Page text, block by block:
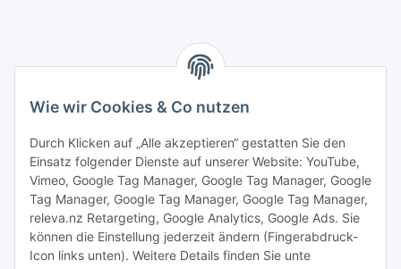
Wie wir Cookies & Co nutzen
Durch Klicken auf „Alle akzeptieren“ gestatten Sie den
Einsatz folgender Dienste auf unserer Website: YouTube,
Vimeo, Google Tag Manager, Google Tag Manager, Google
Tag Manager, Google Tag Manager, Google Tag Manager,
releva.nz Retargeting, Google Analytics, Google Ads. Sie
können die Einstellung jederzeit ändern (Fingerabdruck-
Icon links unten). Weitere Details finden Sie unte